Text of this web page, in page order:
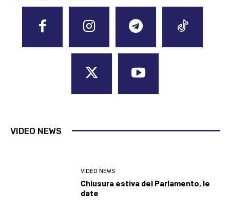
VIDEO NEWS
VIDEO NEWS
Chiusura estiva del Parlamento, le
date